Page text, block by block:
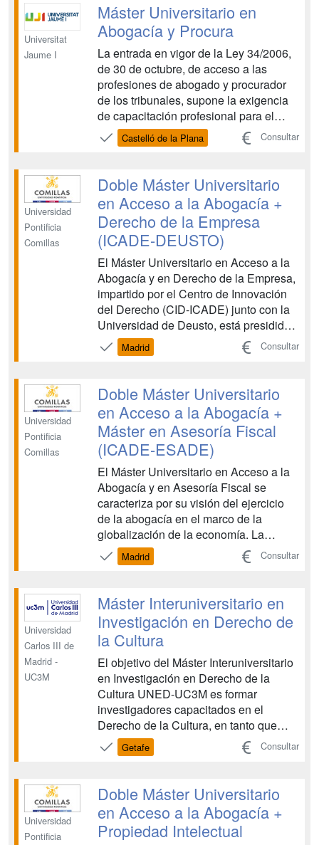
encontrado oferta formativa integral en
el tradi...
Universitat
Jaume I
Máster Universitario en
Abogacía y Procura
La entrada en vigor de la Ley 34/2006,
de 30 de octubre, de acceso a las
profesiones de abogado y procurador
de los tribunales, supone la exigencia
de capacitación profesional para el
ejercicio de ambas profesiones. Esta
capacitación se adquiere mediante la
específica, el desarrollo de un periodo
de prácticas ex...
Castelló de la Plana Consultar
Universidad
Pontificia
Comillas
Doble Máster Universitario
en Acceso a la Abogacía +
Derecho de la Empresa
(ICADE-DEUSTO)
El Máster Universitario en Acceso a la
Abogacía y en Derecho de la Empresa,
impartido por el Centro de Innovación
del Derecho (CID-ICADE) junto con la
Universidad de Deusto, está presidido
por la excelencia y los valores éticos
que presiden las titulaciones de la
diario estadounidense Financial Times
la escoge co...
Madrid Consultar
Universidad
Pontificia
Comillas
Doble Máster Universitario
en Acceso a la Abogacía +
Máster en Asesoría Fiscal
(ICADE-ESADE)
El Máster Universitario en Acceso a la
Abogacía y en Asesoría Fiscal se
caracteriza por su visión del ejercicio
de la abogacía en el marco de la
globalización de la economía. La
enorme experiencia en la formación de
profesionales del Derecho, la
presiden los títulos de grado y
postgrado de Comillas, así como la ...
Madrid Consultar
Universidad
Carlos III de
Madrid -
UC3M
Máster Interuniversitario en
Investigación en Derecho de
la Cultura
El objetivo del Máster Interuniversitario
en Investigación en Derecho de la
Cultura UNED-UC3M es formar
investigadores capacitados en el
Derecho de la Cultura, en tanto que
campo nuevo de estudio e
investigación que se plantea como
plena e integrada en relación con la
cultura (régimen jurídico del
audiovisual, ...
Getafe Consultar
Universidad
Pontificia
Doble Máster Universitario
en Acceso a la Abogacía +
Propiedad Intelectual